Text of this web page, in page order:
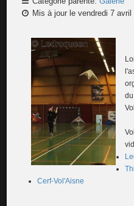
Mis à jour le vendredi 7 avril
Cerf-Vol'Aisne